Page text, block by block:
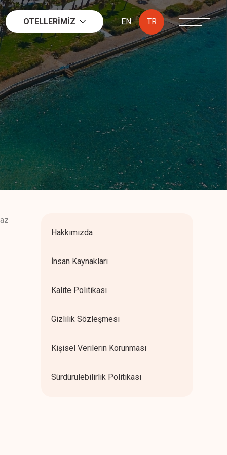
OTELLERİMİZ EN TR
Hakkımızda
İnsan Kaynakları
Kalite Politikası
Gizlilik Sözleşmesi
Kişisel Verilerin Korunması
Sürdürülebilirlik Politikası